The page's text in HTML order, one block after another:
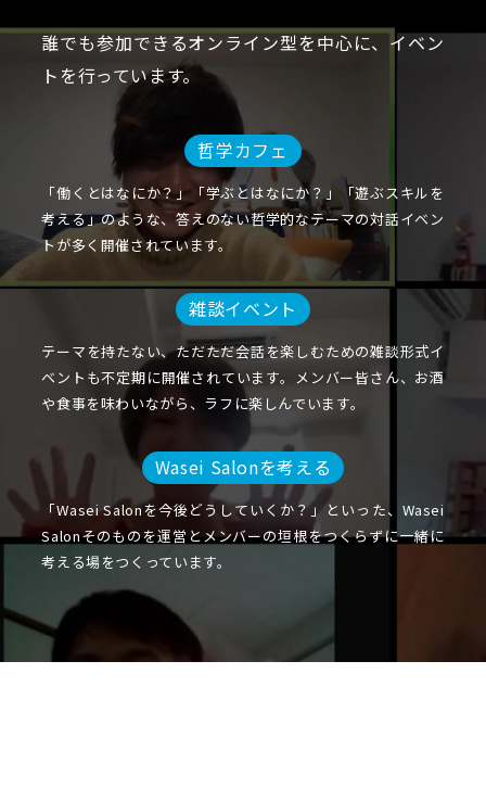
誰でも参加できるオンライン型を中心に、イベン
トを行っています。
哲学カフェ
「働くとはなにか？」「学ぶとはなにか？」「遊ぶスキルを
考える」のような、答えのない哲学的なテーマの対話イベン
トが多く開催されています。
雑談イベント
テーマを持たない、ただただ会話を楽しむための雑談形式イ
ベントも不定期に開催されています。メンバー皆さん、お酒
や食事を味わいながら、ラフに楽しんでいます。
Wasei Salonを考える
「Wasei Salonを今後どうしていくか？」といった、Wasei
Salonそのものを運営とメンバーの垣根をつくらずに一緒に
考える場をつくっています。